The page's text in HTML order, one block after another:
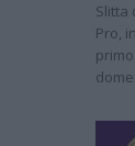
Slitta
Pro,